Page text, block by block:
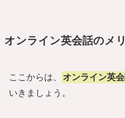
オンライン英会話のメ
ここからは、 オンライン英
いきましょう。